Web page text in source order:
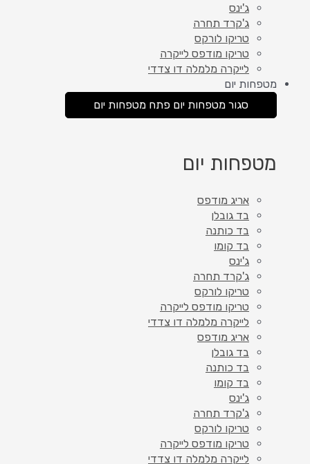
ג'ינס
ג'קרד תחרה
טריקו לורקס
טריקו מודפס לייקרה
לייקרה מלמלה דו צדדי
מטפחות יום
סגור מטפחות יום פתח מטפחות יום
מטפחות יום
אריג מודפס
בד גובלן
בד כותנה
בד קומו
ג'ינס
ג'קרד תחרה
טריקו לורקס
טריקו מודפס לייקרה
לייקרה מלמלה דו צדדי
אריג מודפס
בד גובלן
בד כותנה
בד קומו
ג'ינס
ג'קרד תחרה
טריקו לורקס
טריקו מודפס לייקרה
לייקרה מלמלה דו צדדי